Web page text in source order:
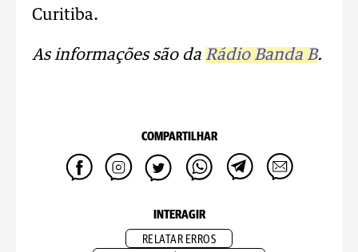
Curitiba.
As informações são da Rádio Banda B.
COMPARTILHAR
INTERAGIR
RELATAR ERROS